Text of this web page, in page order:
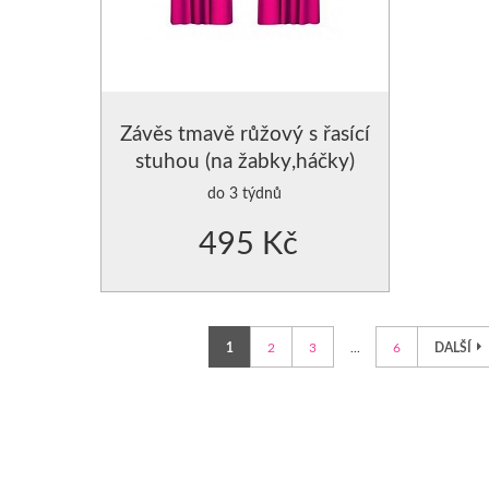
Závěs tmavě růžový s řasící
stuhou (na žabky,háčky)
do 3 týdnů
495 Kč
1 2 3 6 DALŠÍ